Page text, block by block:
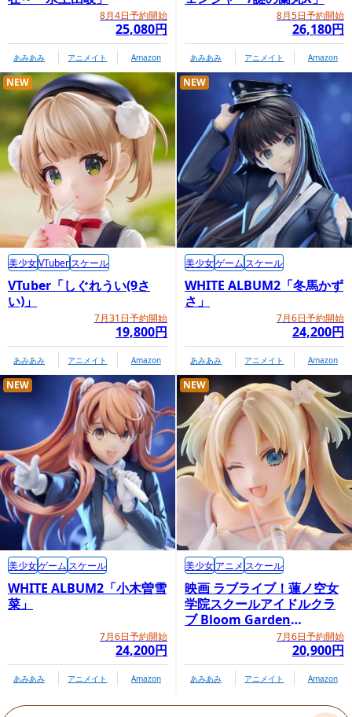
8月4日予約開始
25,080円
あみあみ アニメイト Amazon
8月5日予約開始
26,180円
あみあみ アニメイト Amazon
VTuber「しぐれうい(9さ
い)」
7月31日予約開始
19,800円
NEW
美少女VTuberスケール
あみあみ アニメイト Amazon
WHITE ALBUM2「冬馬かず
さ」
7月6日予約開始
24,200円
NEW
美少女ゲーム スケール
あみあみ アニメイト Amazon
WHITE ALBUM2「小木曽雪
菜」
7月6日予約開始
24,200円
NEW
美少女ゲーム スケール
あみあみ アニメイト Amazon
映画 ラブライブ！蓮ノ空女
学院スクールアイドルクラ
ブ Bloom Garden
Party「大沢瑠璃乃」7月6日予約開始
20,900円
NEW
美少女アニメ スケール
あみあみ アニメイト Amazon